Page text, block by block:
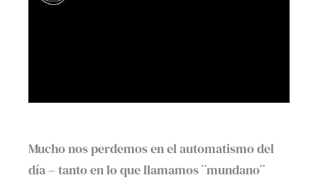
Mucho nos perdemos en el automatismo del
día – tanto en lo que llamamos ¨mundano¨